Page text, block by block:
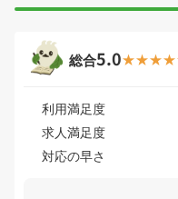
総合5.0
利用満足度
求人満足度
対応の早さ